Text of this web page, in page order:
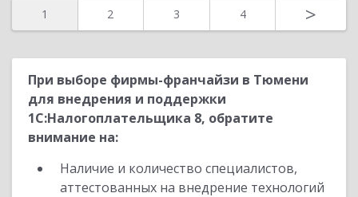
1 2 3 4 >
При выборе фирмы-франчайзи в Тюмени
для внедрения и поддержки
1С:Налогоплательщика 8, обратите
внимание на:
Наличие и количество специалистов,
аттестованных на внедрение технологий